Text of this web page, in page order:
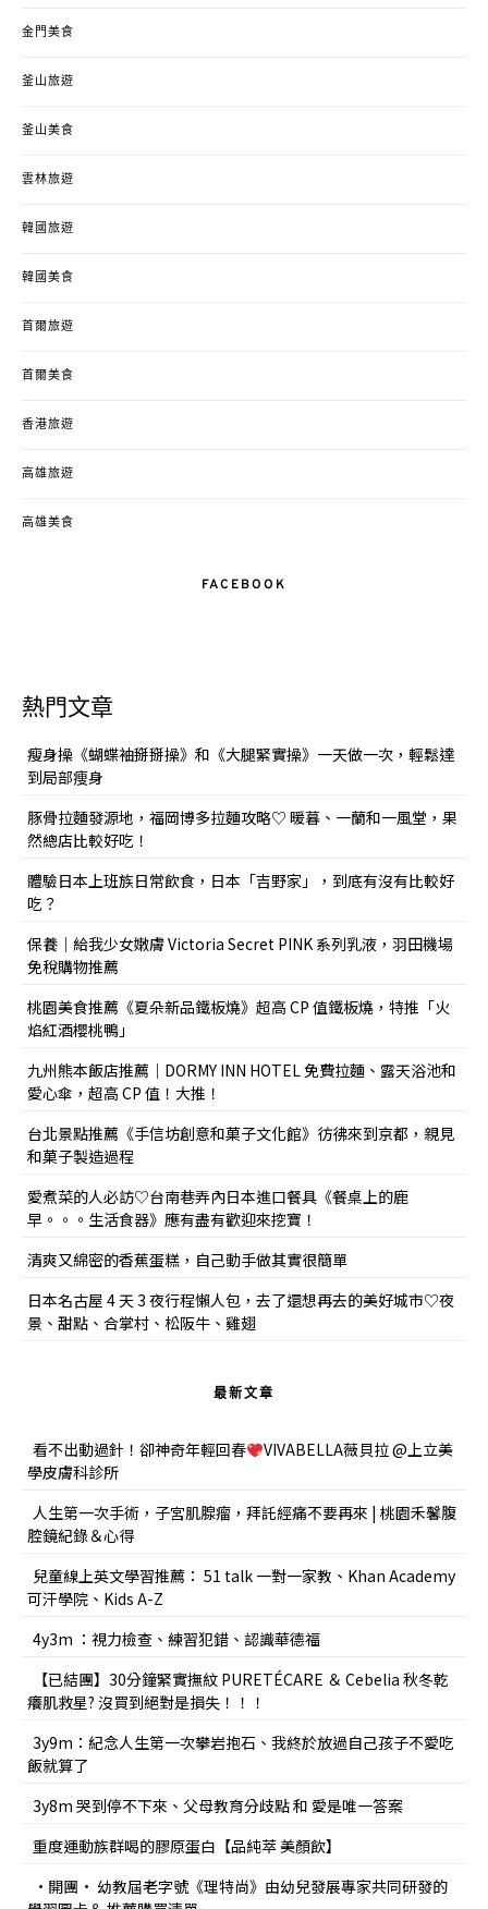
金門美食
釜山旅遊
釜山美食
雲林旅遊
韓國旅遊
韓國美食
首爾旅遊
首爾美食
香港旅遊
高雄旅遊
高雄美食
FACEBOOK
熱門文章
瘦身操《蝴蝶袖掰掰操》和《大腿緊實操》一天做一次，輕鬆達
到局部痩身
豚骨拉麵發源地，福岡博多拉麵攻略♡ 暖暮、一蘭和一風堂，果
然總店比較好吃！
體驗日本上班族日常飲食，日本「吉野家」，到底有沒有比較好
吃？
保養｜給我少女嫩膚 Victoria Secret PINK 系列乳液，羽田機場
免稅購物推薦
桃園美食推薦《夏朵新品鐵板燒》超高 CP 值鐵板燒，特推「火
焰紅酒櫻桃鴨」
九州熊本飯店推薦｜DORMY INN HOTEL 免費拉麵、露天浴池和
愛心傘，超高 CP 值！大推！
台北景點推薦《手信坊創意和菓子文化館》彷彿來到京都，親見
和菓子製造過程
愛煮菜的人必訪♡台南巷弄內日本進口餐具《餐桌上的鹿
早。。。生活食器》應有盡有歡迎來挖寶！
清爽又綿密的香蕉蛋糕，自己動手做其實很簡單
日本名古屋 4 天 3 夜行程懶人包，去了還想再去的美好城市♡夜
景、甜點、合掌村、松阪牛、雞翅
最新文章
看不出動過針！卻神奇年輕回春
VIVABELLA薇貝拉 @上立美
學皮膚科診所
人生第一次手術，子宮肌腺瘤，拜託經痛不要再來 | 桃園禾馨腹
腔鏡紀錄＆心得
兒童線上英文學習推薦： 51 talk 一對一家教、Khan Academy
可汗學院、Kids A-Z
4y3m ：視力檢查、練習犯錯、認識華德福
【已結團】30分鐘緊實撫紋 PURETÉCARE ＆ Cebelia 秋冬乾
癢肌救星? 沒買到絕對是損失！！！
3y9m：紀念人生第一次攀岩抱石、我終於放過自己孩子不愛吃
飯就算了
3y8m 哭到停不下來、父母教育分歧點 和 愛是唯一答案
重度運動族群喝的膠原蛋白【品純萃 美顏飲】
•開團• 幼教屆老字號《理特尚》由幼兒發展專家共同研發的